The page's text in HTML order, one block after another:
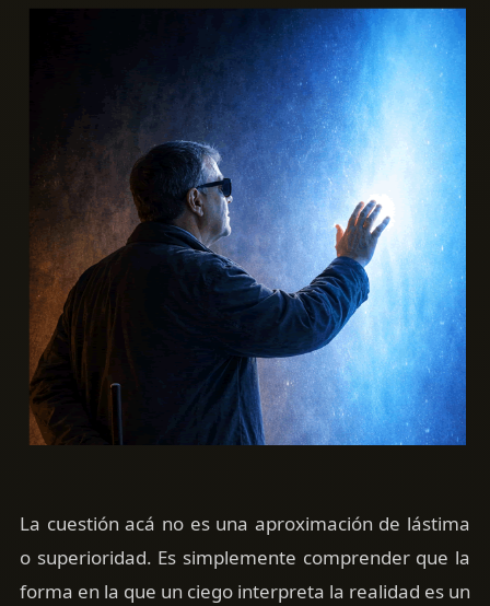
La cuestión acá no es una aproximación de lástima
o superioridad. Es simplemente comprender que la
forma en la que un ciego interpreta la realidad es un